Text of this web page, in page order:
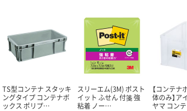
カゴへ
数量
カゴへ
TS型コンテナ スタッキ
ングタイプ コンテナボ
ックス ポリプ…
スリーエム(3M) ポスト
イット ふせん 付箋 強
粘着 ノー…
【コンテナ
体のみ】ア
ヤマ コン